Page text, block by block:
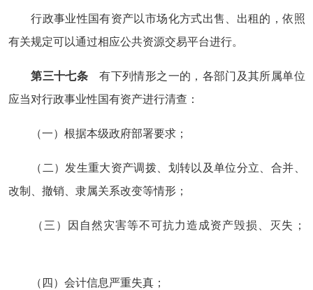
行政事业性国有资产以市场化方式出售、出租的，依照
有关规定可以通过相应公共资源交易平台进行。
第三十七条 有下列情形之一的，各部门及其所属单位
应当对行政事业性国有资产进行清查：
（一）根据本级政府部署要求；
（二）发生重大资产调拨、划转以及单位分立、合并、
改制、撤销、隶属关系改变等情形；
（三）因自然灾害等不可抗力造成资产毁损、灭失；
（四）会计信息严重失真；